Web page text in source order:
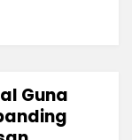
Guna